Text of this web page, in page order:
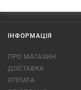
ІНФОРМАЦІЯ
ПРО МАГАЗИН
ДОСТАВКА
ОПЛАТА